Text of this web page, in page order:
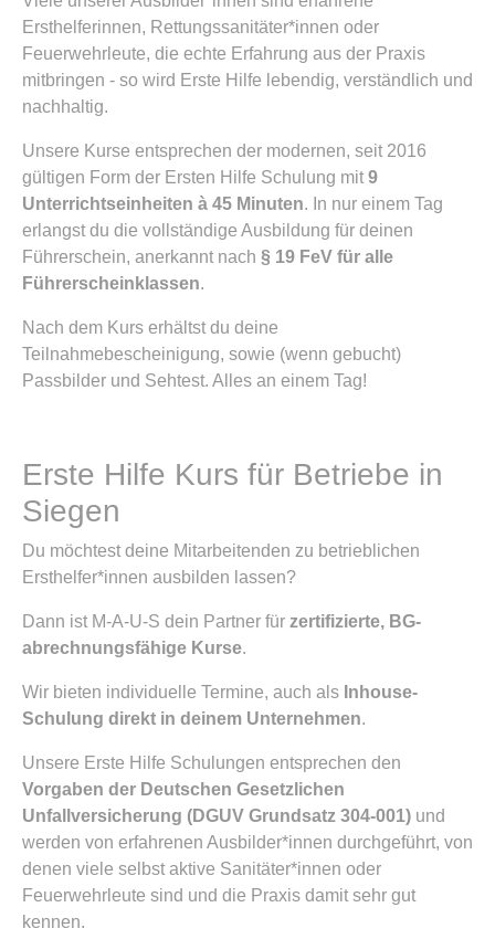
Ersthelferinnen, Rettungssanitäter*innen oder
Feuerwehrleute, die echte Erfahrung aus der Praxis
mitbringen - so wird Erste Hilfe lebendig, verständlich und
nachhaltig.
Unsere Kurse entsprechen der modernen, seit 2016
gültigen Form der Ersten Hilfe Schulung mit 9
Unterrichtseinheiten à 45 Minuten. In nur einem Tag
erlangst du die vollständige Ausbildung für deinen
Führerschein, anerkannt nach § 19 FeV für alle
Führerscheinklassen.
Nach dem Kurs erhältst du deine
Teilnahmebescheinigung, sowie (wenn gebucht)
Passbilder und Sehtest. Alles an einem Tag!
Erste Hilfe Kurs für Betriebe in
Siegen
Du möchtest deine Mitarbeitenden zu betrieblichen
Ersthelfer*innen ausbilden lassen?
Dann ist M-A-U-S dein Partner für zertifizierte, BG-
abrechnungsfähige Kurse.
Wir bieten individuelle Termine, auch als Inhouse-
Schulung direkt in deinem Unternehmen.
Unsere Erste Hilfe Schulungen entsprechen den
Vorgaben der Deutschen Gesetzlichen
Unfallversicherung (DGUV Grundsatz 304-001) und
werden von erfahrenen Ausbilder*innen durchgeführt, von
denen viele selbst aktive Sanitäter*innen oder
Feuerwehrleute sind und die Praxis damit sehr gut
kennen.